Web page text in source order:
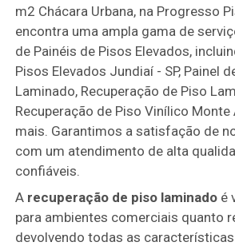
m2 Chácara Urbana, na Progresso
encontra uma ampla gama de
de Painéis de Pisos Elevados,
Pisos Elevados Jundiaí - SP, Painel
Laminado, Recuperação de Piso
Recuperação de Piso Vinílico
mais. Garantimos a satisfação de
com um atendimento de alta
confiáveis.
A recuperação de piso laminado é
para ambientes comerciais quanto
devolvendo todas as